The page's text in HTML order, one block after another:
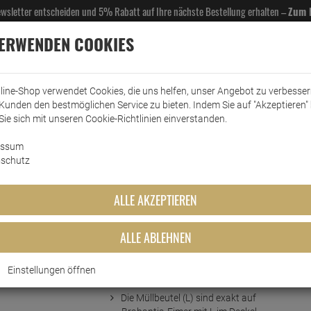
entscheiden und 5% Rabatt auf Ihre nächste Bestellung erhalten –Zum
& GASTROBEDARF DROGERIE KÜCHE & HAUSHALT KFZ
(L)
Die Müllbeutel (L) sind exakt auf
COOKIES
Shop verwendet Cookies, die uns helfen, unser Angebot zu
den bestmöglichen Service zu bieten. Indem Sie auf "Akzeptieren"
sich mit unseren Cookie-Richtlinien einverstanden.
ALLE AKZEPTIEREN
ALLE ABLEHNEN
Einstellungen öffnen